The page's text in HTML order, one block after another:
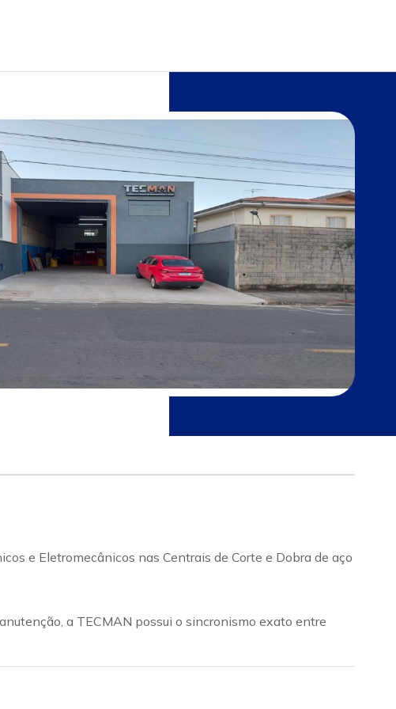
e Eletromecânicos nas Centrais de Corte e Dobra de aço
a TECMAN possui o sincronismo exato entre